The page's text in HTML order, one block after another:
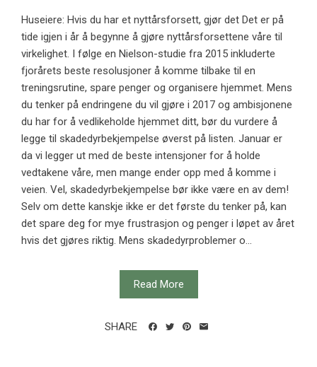
Huseiere: Hvis du har et nyttårsforsett, gjør det Det er på
tide igjen i år å begynne å gjøre nyttårsforsettene våre til
virkelighet. I følge en Nielson-studie fra 2015 inkluderte
fjorårets beste resolusjoner å komme tilbake til en
treningsrutine, spare penger og organisere hjemmet. Mens
du tenker på endringene du vil gjøre i 2017 og ambisjonene
du har for å vedlikeholde hjemmet ditt, bør du vurdere å
legge til skadedyrbekjempelse øverst på listen. Januar er
da vi legger ut med de beste intensjoner for å holde
vedtakene våre, men mange ender opp med å komme i
veien. Vel, skadedyrbekjempelse bør ikke være en av dem!
Selv om dette kanskje ikke er det første du tenker på, kan
det spare deg for mye frustrasjon og penger i løpet av året
hvis det gjøres riktig. Mens skadedyrproblemer o...
Read More
SHARE